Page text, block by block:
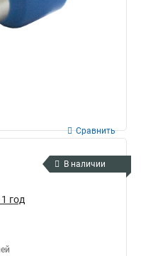
Сравнить
В наличии
год